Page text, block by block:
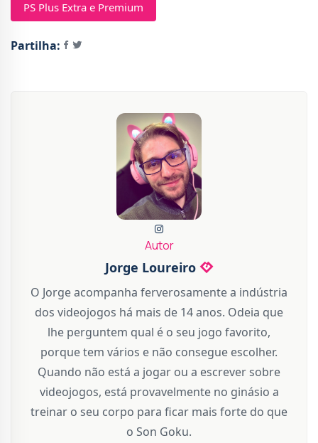
PS Plus Extra e Premium
Partilha:
Autor
Jorge Loureiro
O Jorge acompanha ferverosamente a indústria
dos videojogos há mais de 14 anos. Odeia que
lhe perguntem qual é o seu jogo favorito,
porque tem vários e não consegue escolher.
Quando não está a jogar ou a escrever sobre
videojogos, está provavelmente no ginásio a
treinar o seu corpo para ficar mais forte do que
o Son Goku.